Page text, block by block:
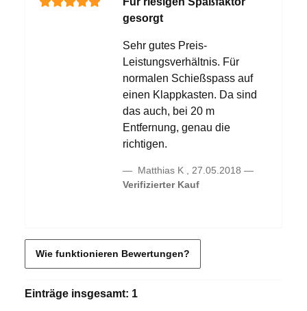
gesorgt
Sehr gutes Preis-
Leistungsverhältnis. Für
normalen Schießspass auf
einen Klappkasten. Da sind
das auch, bei 20 m
Entfernung, genau die
richtigen.
Matthias K , 27.05.2018
Verifizierter Kauf
Wie funktionieren Bewertungen?
Einträge insgesamt: 1